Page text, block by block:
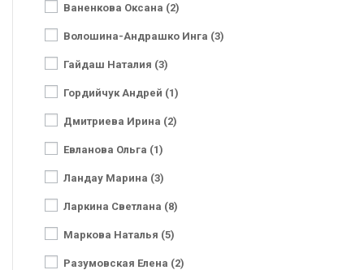
Ваненкова Оксана (2)
Волошина-Андрашко Инга (3)
Гайдаш Наталия (3)
Гордийчук Андрей (1)
Дмитриева Ирина (2)
Евланова Ольга (1)
Ландау Марина (3)
Ларкина Светлана (8)
Маркова Наталья (5)
Разумовская Елена (2)